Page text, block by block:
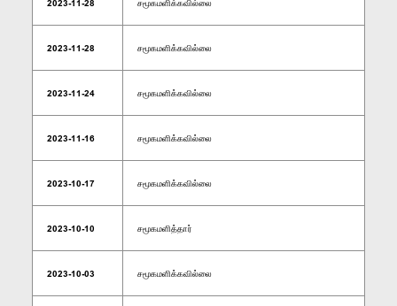
2023-11-28 சமூகமளிக்கவில்லை
2023-11-28 சமூகமளிக்கவில்லை
2023-11-24 சமூகமளிக்கவில்லை
2023-11-16 சமூகமளிக்கவில்லை
2023-10-17 சமூகமளிக்கவில்லை
2023-10-10 சமூகமளித்தார்
2023-10-03 சமூகமளிக்கவில்லை